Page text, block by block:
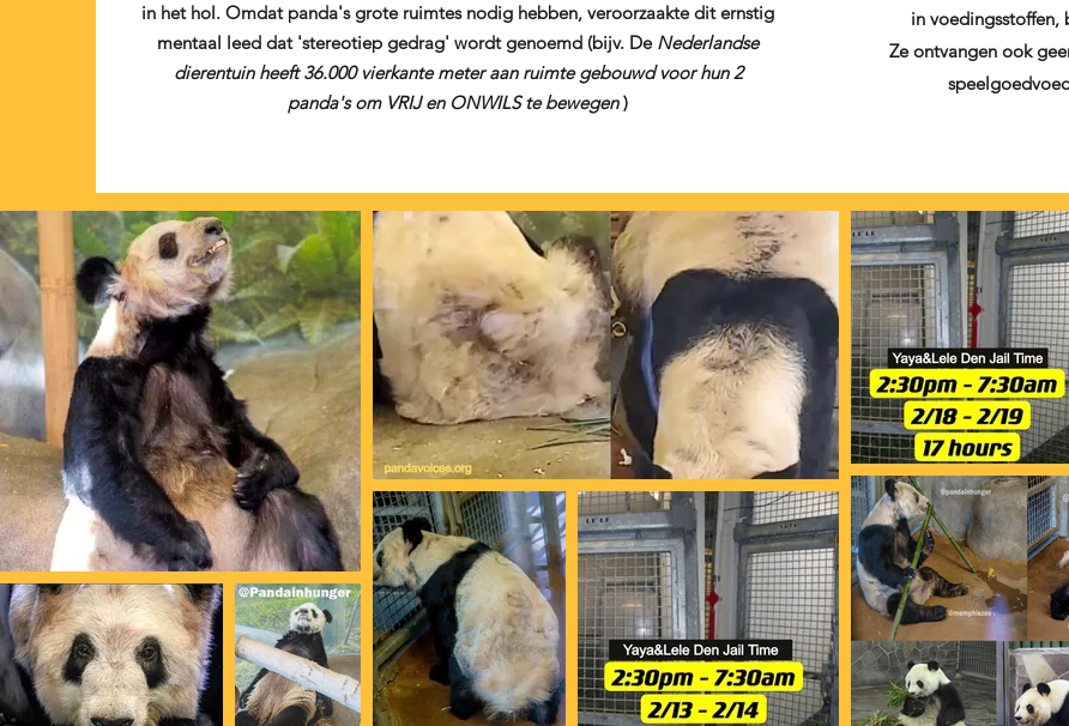
in het hol. Omdat panda's grote ruimtes nodig hebben, veroorzaakte dit ernstig
mentaal leed dat 'stereotiep gedrag' wordt genoemd (bijv. De Nederlandse
dierentuin heeft 36.000 vierkante meter aan ruimte gebouwd voor hun 2
panda's om VRIJ en ONWILS te bewegen)
in
Ze ontvangen ook